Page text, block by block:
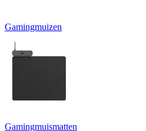
Gamingmuizen
Gamingmuismatten